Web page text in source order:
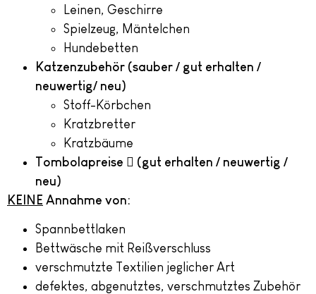
Leinen, Geschirre
Spielzeug, Mäntelchen
Hundebetten
Katzenzubehör (sauber / gut erhalten /
neuwertig/ neu)
Stoff-Körbchen
Kratzbretter
Kratzbäume
Tombolapreise  (gut erhalten / neuwertig /
neu)
KEINE Annahme von:
Spannbettlaken
Bettwäsche mit Reißverschluss
verschmutzte Textilien jeglicher Art
defektes, abgenutztes, verschmutztes Zubehör